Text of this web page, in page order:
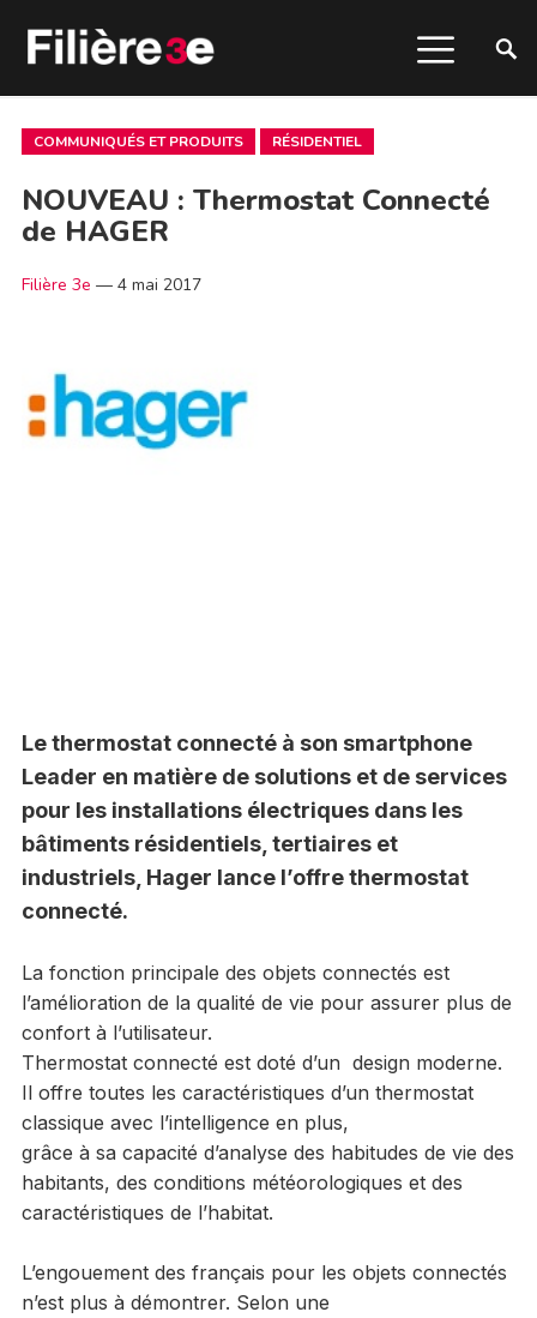
COMMUNIQUÉS ET PRODUITS RÉSIDENTIEL
NOUVEAU : Thermostat Connecté
de HAGER
Filière 3e — 4 mai 2017
Le thermostat connecté à son smartphone
Leader en matière de solutions et de services
pour les installations électriques dans les
bâtiments résidentiels, tertiaires et
industriels, Hager lance l’offre thermostat
connecté.
La fonction principale des objets connectés est
l’amélioration de la qualité de vie pour assurer plus de
confort à l’utilisateur.
Thermostat connecté est doté d’un design moderne.
Il offre toutes les caractéristiques d’un thermostat
classique avec l’intelligence en plus,
grâce à sa capacité d’analyse des habitudes de vie des
habitants, des conditions météorologiques et des
caractéristiques de l’habitat.
L’engouement des français pour les objets connectés
n’est plus à démontrer. Selon une